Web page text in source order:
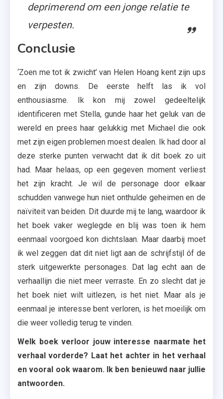
deprimerend om een jonge relatie te
verpesten.
Conclusie
‘Zoen me tot ik zwicht’ van Helen Hoang kent zijn ups
en zijn downs. De eerste helft las ik vol
enthousiasme. Ik kon mij zowel gedeeltelijk
identificeren met Stella, gunde haar het geluk van de
wereld en prees haar gelukkig met Michael die ook
met zijn eigen problemen moest dealen. Ik had door al
deze sterke punten verwacht dat ik dit boek zo uit
had. Maar helaas, op een gegeven moment verliest
het zijn kracht. Je wil de personage door elkaar
schudden vanwege hun niet onthulde geheimen en de
naïviteit van beiden. Dit duurde mij te lang, waardoor ik
het boek vaker weglegde en blij was toen ik hem
eenmaal voorgoed kon dichtslaan. Maar daarbij moet
ik wel zeggen dat dit niet ligt aan de schrijfstijl óf de
sterk uitgewerkte personages. Dat lag echt aan de
verhaallijn die niet meer verraste. En zo slecht dat je
het boek niet wilt uitlezen, is het niet. Maar als je
eenmaal je interesse bent verloren, is het moeilijk om
die weer volledig terug te vinden.
Welk boek verloor jouw interesse naarmate het
verhaal vorderde? Laat het achter in het verhaal
en vooral ook waarom. Ik ben benieuwd naar jullie
antwoorden.